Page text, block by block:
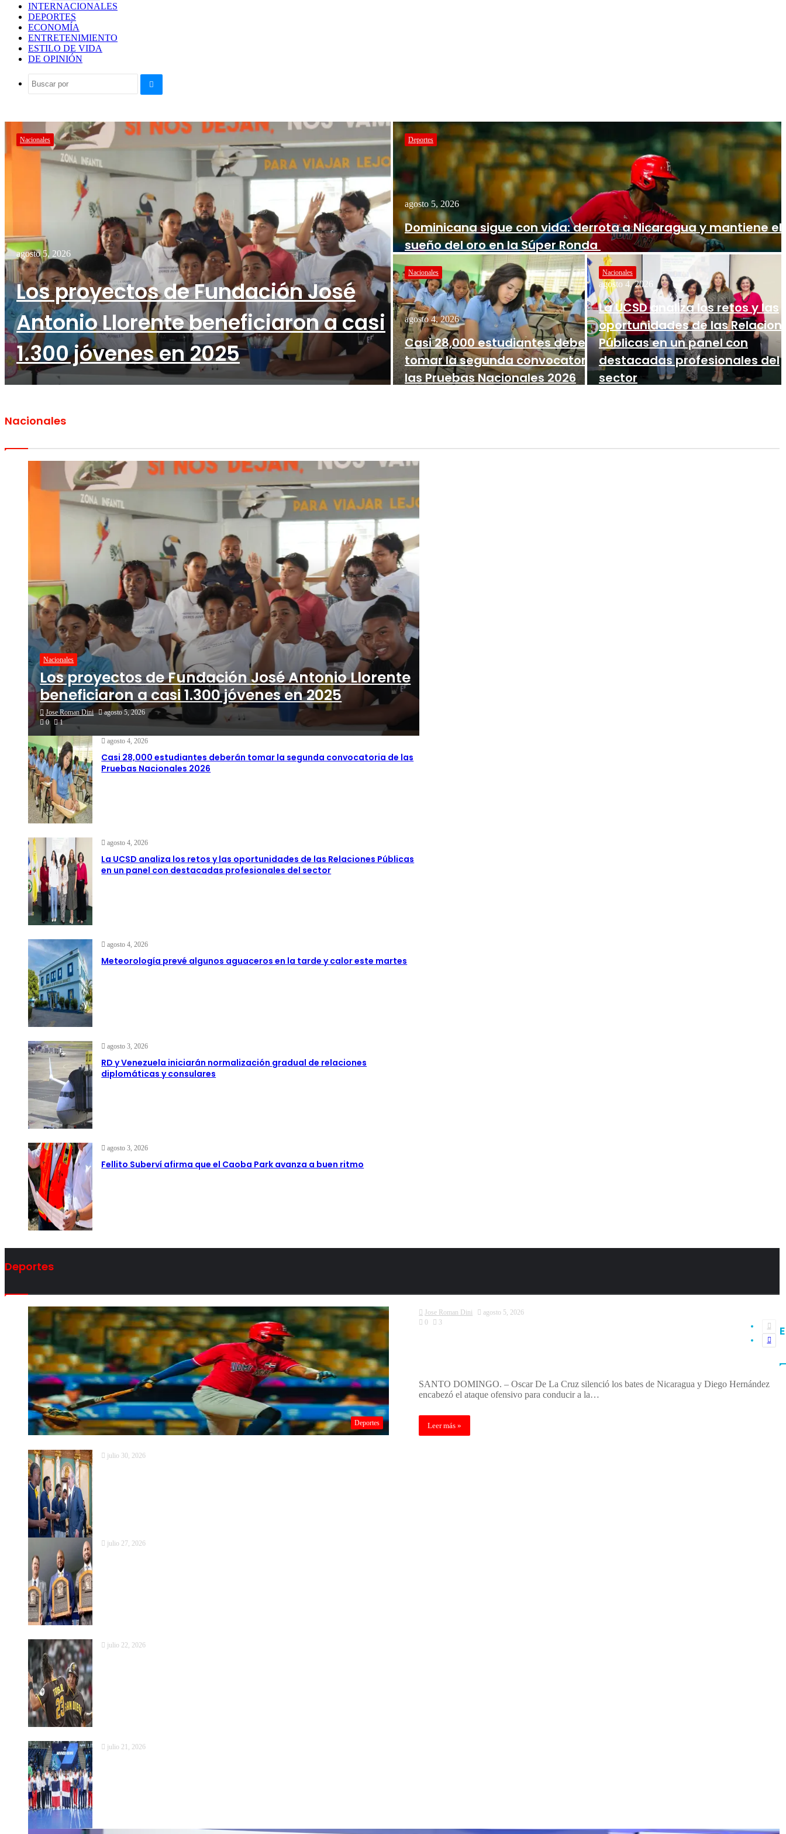
INTERNACIONALES
DEPORTES
ECONOMÍA
ENTRETENIMIENTO
ESTILO DE VIDA
DE OPINIÓN
Buscar
Nacionales
agosto 5, 2026
Los proyectos de Fundación José
Antonio Llorente beneficiaron a casi
1.300 jóvenes en 2025
Deportes
agosto 5, 2026
Dominicana sigue con vida: derrota a Nicaragua y mantiene el
sueño del oro en la Súper Ronda
Nacionales
agosto 4, 2026
Casi 28,000 estudiantes deberán
tomar la segunda convocatoria de
las Pruebas Nacionales 2026
Nacionales
agosto 4, 2026
La UCSD analiza los retos y las
oportunidades de las
Públicas en un panel con
destacadas profesionales del
sector
Nacionales
Nacionales
Los proyectos de Fundación José Antonio Llorente
beneficiaron a casi 1.300 jóvenes en 2025
Jose Roman Dini
agosto 5, 2026
0
1
agosto 4, 2026
Casi 28,000 estudiantes deberán tomar la segunda convocatoria de las
Pruebas Nacionales 2026
agosto 4, 2026
La UCSD analiza los retos y las oportunidades de las Relaciones Públicas
en un panel con destacadas profesionales del sector
agosto 4, 2026
Meteorología prevé algunos aguaceros en la tarde y calor este martes
agosto 3, 2026
RD y Venezuela iniciarán normalización gradual de relaciones
diplomáticas y consulares
agosto 3, 2026
Fellito Suberví afirma que el Caoba Park avanza a buen ritmo
Deportes
Deportes
Jose Roman Dini
agosto 5, 2026
0
3
SANTO DOMINGO. – Oscar De La Cruz silenció los bates de Nicaragua y Diego Hernández
encabezó el ataque ofensivo para conducir a la…
Leer más »
julio 30, 2026
julio 27, 2026
julio 22, 2026
julio 21, 2026